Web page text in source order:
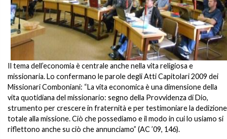
Il tema dell’economia è centrale anche nella vita religiosa e
missionaria. Lo confermano le parole degli Atti Capitolari 2009 dei
Missionari Comboniani: “La vita economica è una dimensione della
vita quotidiana del missionario: segno della Provvidenza di Dio,
strumento per crescere in fraternità e per testimoniare la dedizione
totale alla missione. Ciò che possediamo e il modo in cui lo usiamo si
riflettono anche su ciò che annunciamo” (AC ’09, 146).